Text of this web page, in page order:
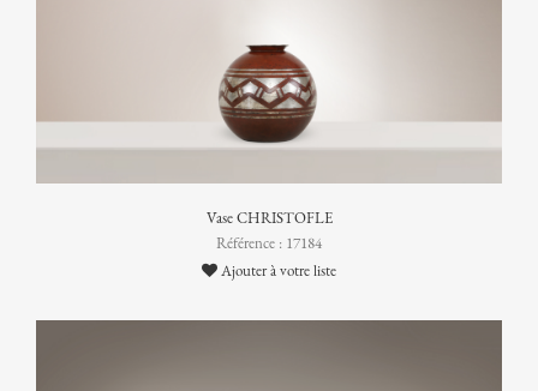
Vase CHRISTOFLE
Référence : 17184
Ajouter à votre liste